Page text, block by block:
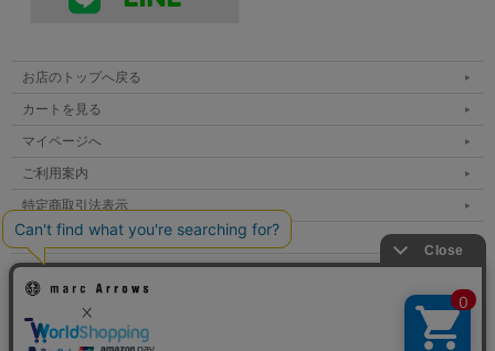
お店のトップへ戻る
カートを見る
マイページへ
ご利用案内
特定商取引法表示
個人情報の取扱い
サイトマップ
お問い合わせ